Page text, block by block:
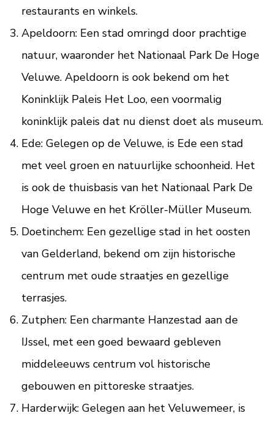
restaurants en winkels.
Apeldoorn: Een stad omringd door prachtige
natuur, waaronder het Nationaal Park De Hoge
Veluwe. Apeldoorn is ook bekend om het
Koninklijk Paleis Het Loo, een voormalig
koninklijk paleis dat nu dienst doet als museum.
Ede: Gelegen op de Veluwe, is Ede een stad
met veel groen en natuurlijke schoonheid. Het
is ook de thuisbasis van het Nationaal Park De
Hoge Veluwe en het Kröller-Müller Museum.
Doetinchem: Een gezellige stad in het oosten
van Gelderland, bekend om zijn historische
centrum met oude straatjes en gezellige
terrasjes.
Zutphen: Een charmante Hanzestad aan de
IJssel, met een goed bewaard gebleven
middeleeuws centrum vol historische
gebouwen en pittoreske straatjes.
Harderwijk: Gelegen aan het Veluwemeer, is